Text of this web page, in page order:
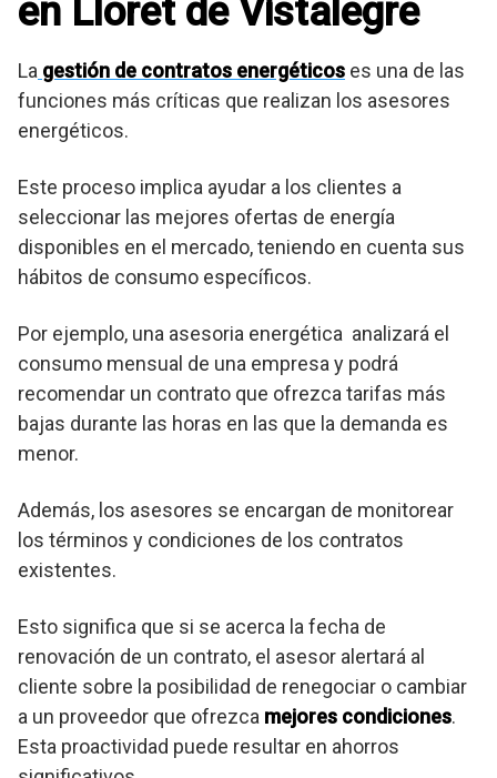
en Lloret de Vistalegre
La gestión de contratos energéticos es una de las
funciones más críticas que realizan los asesores
energéticos.
Este proceso implica ayudar a los clientes a
seleccionar las mejores ofertas de energía
disponibles en el mercado, teniendo en cuenta sus
hábitos de consumo específicos.
Por ejemplo, una asesoria energética analizará el
consumo mensual de una empresa y podrá
recomendar un contrato que ofrezca tarifas más
bajas durante las horas en las que la demanda es
menor.
Además, los asesores se encargan de monitorear
los términos y condiciones de los contratos
existentes.
Esto significa que si se acerca la fecha de
renovación de un contrato, el asesor alertará al
cliente sobre la posibilidad de renegociar o cambiar
a un proveedor que ofrezca mejores condiciones.
Esta proactividad puede resultar en ahorros